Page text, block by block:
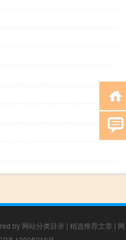
by 网站分类目录 | 精选推荐文章 | 网